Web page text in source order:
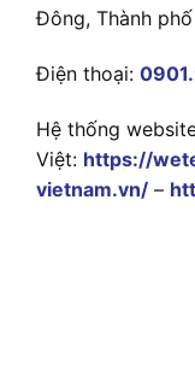
Đông, Thành
Điện thoại:
Hệ thống
Việt: https://
vietnam.vn/ –